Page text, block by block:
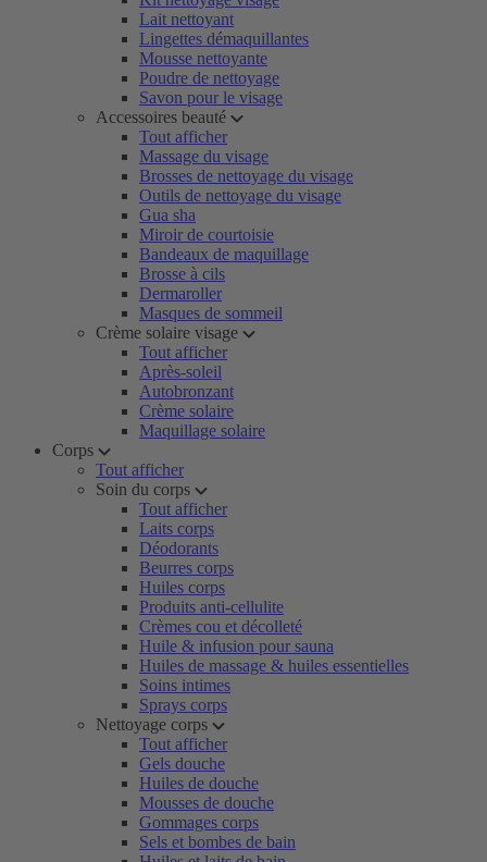
Lait nettoyant
Lingettes démaquillantes
Mousse nettoyante
Poudre de nettoyage
Savon pour le visage
Accessoires beauté
Tout afficher
Massage du visage
Brosses de nettoyage du visage
Outils de nettoyage du visage
Gua sha
Miroir de courtoisie
Bandeaux de maquillage
Brosse à cils
Dermaroller
Masques de sommeil
Crème solaire visage
Tout afficher
Après-soleil
Autobronzant
Crème solaire
Maquillage solaire
Corps
Tout afficher
Soin du corps
Tout afficher
Laits corps
Déodorants
Beurres corps
Huiles corps
Produits anti-cellulite
Crèmes cou et décolleté
Huile & infusion pour sauna
Huiles de massage & huiles essentielles
Soins intimes
Sprays corps
Nettoyage corps
Tout afficher
Gels douche
Huiles de douche
Mousses de douche
Gommages corps
Sels et bombes de bain